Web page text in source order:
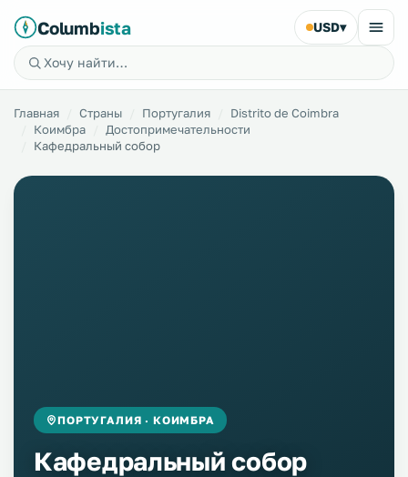
Columbista USD▾
Главная Страны Португалия
Distrito de Coimbra
Коимбра
Достопримечательности
Кафедральный собор
ПОРТУГАЛИЯ · КОИМБРА
Кафедральный собор